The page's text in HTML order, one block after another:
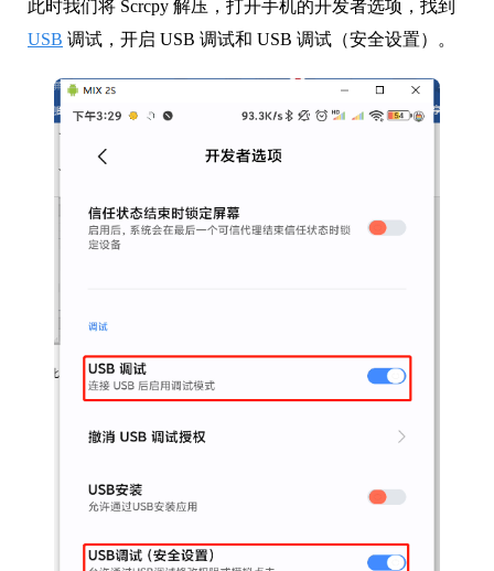
此时我们将 Scrcpy 解压，打开手机的开发者选项，找到
USB 调试，开启 USB 调试和 USB 调试（安全设置）。